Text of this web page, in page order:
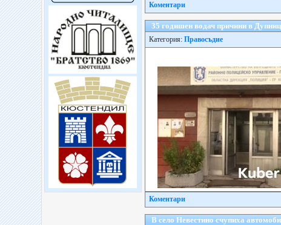
Коментари
35 годишен водач причини в
Категория: Правосъдие
Коментари
В село Невестино счупиха